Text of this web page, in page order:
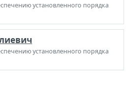
установленного порядка
установленного порядка